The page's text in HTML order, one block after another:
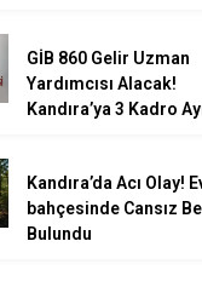
GİB 860 Gelir Uzman
Yardımcısı Alacak!
Kandıra’ya 3 Kadro
Kandıra’da Acı Olay!
bahçesinde Cansız
Bulundu